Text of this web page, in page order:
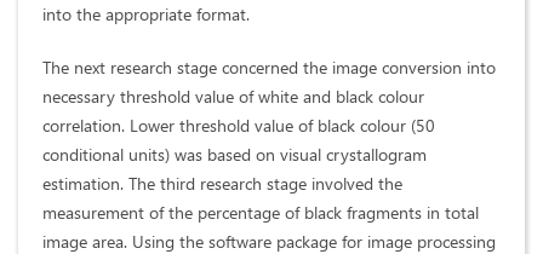
into the appropriate format.
The next research stage concerned the image conversion into
necessary threshold value of white and black colour
correlation. Lower threshold value of black colour (50
conditional units) was based on visual crystallogram
estimation. The third research stage involved the
measurement of the percentage of black fragments in total
image area. Using the software package for image processing